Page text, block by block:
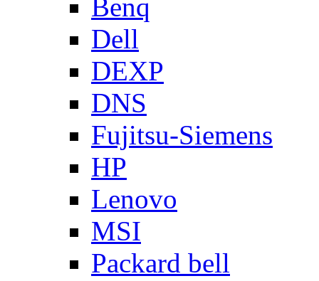
Benq
Dell
DEXP
DNS
Fujitsu-Siemens
HP
Lenovo
MSI
Packard bell